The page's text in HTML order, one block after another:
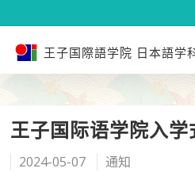
王子国際語学院 日本語学
王子国际语学院入
2024-05-07 通知